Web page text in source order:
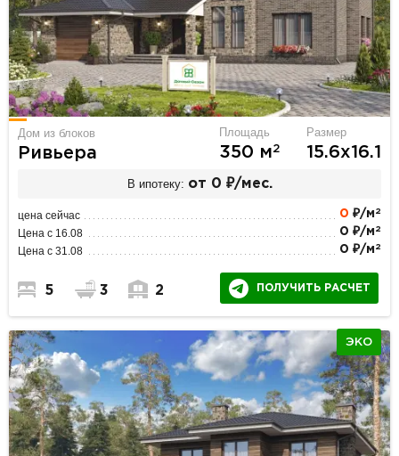
Дом из блоков
Ривьера
Площадь
350 м2
Размер
15.6х16.1
В ипотеку: от 0 ₽/мес.
цена сейчас 0 ₽/м 2
Цена с 16.08 0 ₽/м 2
Цена с 31.08 0 ₽/м 2
5 3 2 ПОЛУЧИТЬ РАСЧЕТ
ЭКО